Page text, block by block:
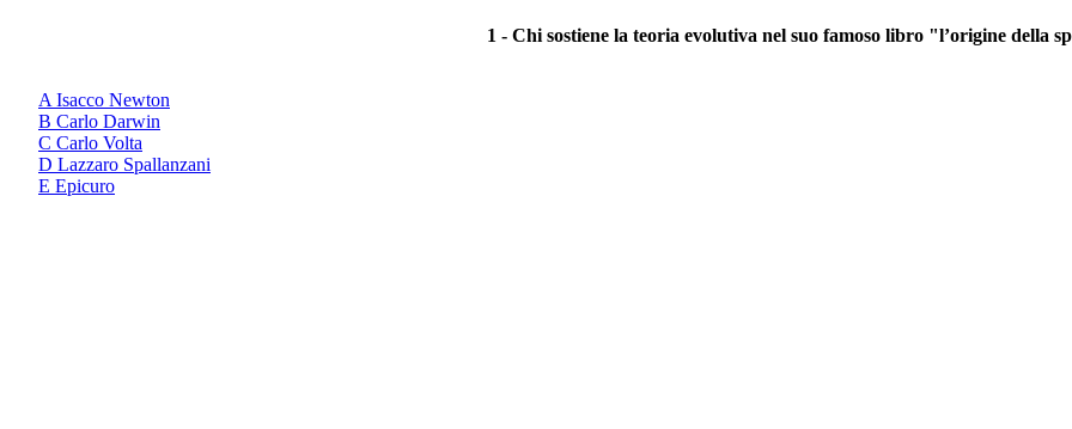
1 - Chi sostiene la teoria evolutiva nel suo famoso libro "l’origine della
A Isacco Newton
B Carlo Darwin
C Carlo Volta
D Lazzaro Spallanzani
E Epicuro